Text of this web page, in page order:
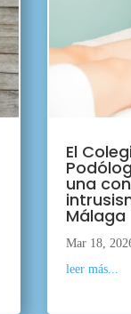
El
una
Málaga
Mar 18,
leer más...